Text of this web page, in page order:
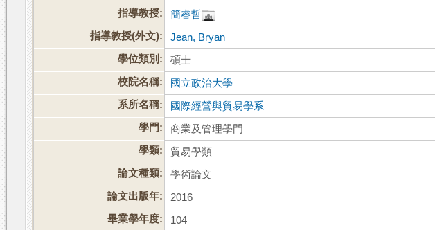
指導教授:
簡睿哲
指導教授(外文):
Jean, Bryan
學位類別:
碩士
校院名稱:
國立政治大學
系所名稱:
國際經營與貿易學系
學門:
商業及管理學門
學類:
貿易學類
論文種類:
學術論文
論文出版年:
2016
畢業學年度:
104